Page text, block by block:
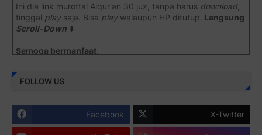
Ini dia link murottal Alqur'an 30 juz, tanpa harus download,
tinggal playsaja. Bisa playwalaupun HP ditutup. Langsung
Scroll-Down ⬇️
Semoga bermanfaat
Juz 1 ⇨
Juz 3 ⇨ http://j.mp/2bFSrtF
FOLLOW US
Facebook X-Twitter